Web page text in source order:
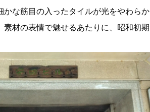
な筋目の入ったタイルが光をやわらか
材の表情で魅せるあたりに、昭和初期